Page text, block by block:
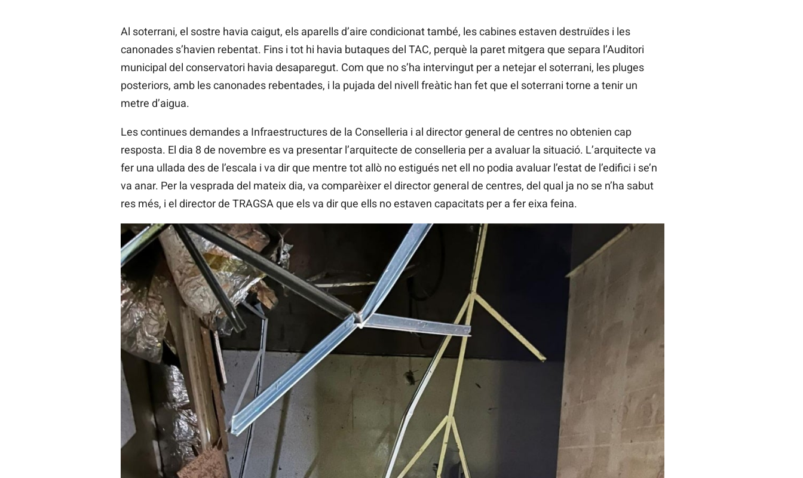
Al soterrani, el sostre havia caigut, els aparells d’aire condicionat també, les cabines estaven destruïdes i les
canonades s’havien rebentat. Fins i tot hi havia butaques del TAC, perquè la paret mitgera que separa l’Auditori
municipal del conservatori havia desaparegut. Com que no s’ha intervingut per a netejar el soterrani, les pluges
posteriors, amb les canonades rebentades, i la pujada del nivell freàtic han fet que el soterrani torne a tenir un
metre d’aigua.
Les continues demandes a Infraestructures de la Conselleria i al director general de centres no obtenien cap
resposta. El dia 8 de novembre es va presentar l’arquitecte de conselleria per a avaluar la situació. L’arquitecte va
fer una ullada des de l’escala i va dir que mentre tot allò no estigués net ell no podia avaluar l’estat de l’edifici i se’n
va anar. Per la vesprada del mateix dia, va comparèixer el director general de centres, del qual ja no se n’ha sabut
res més, i el director de TRAGSA que els va dir que ells no estaven capacitats per a fer eixa feina.